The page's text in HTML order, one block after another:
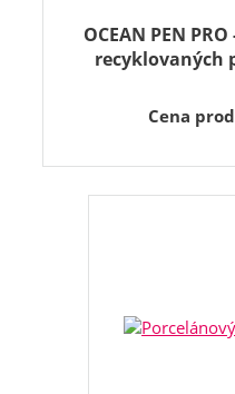
OCEAN PEN
recyklovaných
Cena